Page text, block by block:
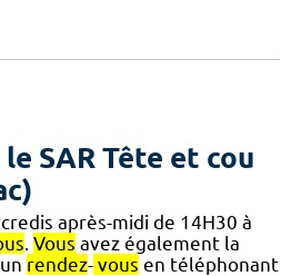
SAR Tête et cou
après-midi de 14H30 à
Vous avez également la
un rendez- vous en téléphonant